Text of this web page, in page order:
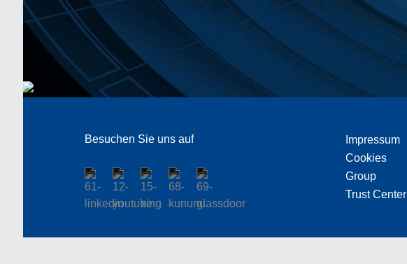
Besuchen Sie uns auf
Impressum
Cookies
Group
Trust Center